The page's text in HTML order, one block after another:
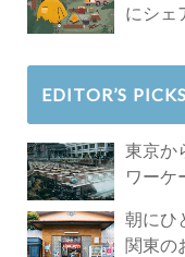
にシェ
EDITOR’S
東京か
ワーケ
朝にひ
関東の